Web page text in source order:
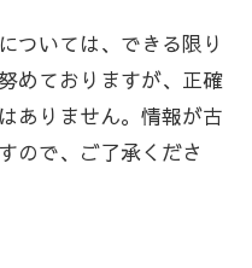
ついては、できる限り
めておりますが、正確
ありません。情報が古
ので、ご了承くださ